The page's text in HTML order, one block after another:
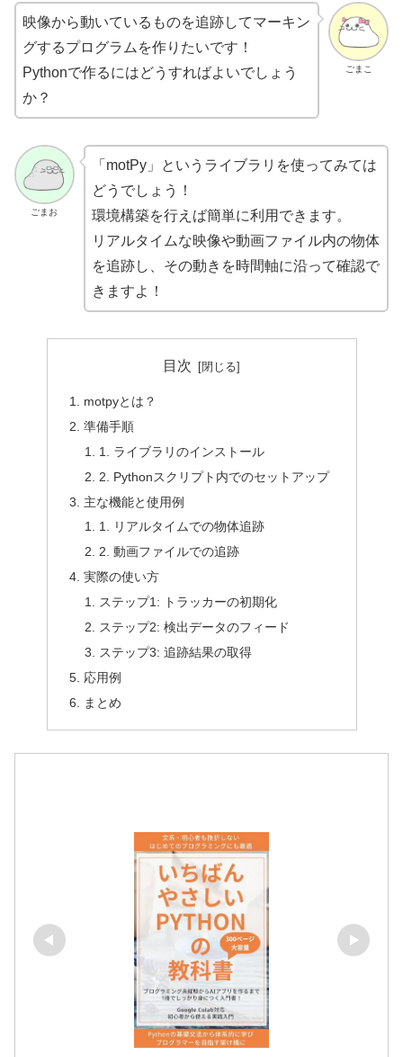
ごまこ
映像から動いているものを追跡してマーキン
グするプログラムを作りたいです！
Pythonで作るにはどうすればよいでしょう
か？
ごまお
「motPy」というライブラリを使ってみては
どうでしょう！
環境構築を行えば簡単に利用できます。
リアルタイムな映像や動画ファイル内の物体
を追跡し、その動きを時間軸に沿って確認で
きますよ！
目次
motpyとは？
準備手順
1. ライブラリのインストール
2. Pythonスクリプト内でのセットアップ
主な機能と使用例
1. リアルタイムでの物体追跡
2. 動画ファイルでの追跡
実際の使い方
ステップ1: トラッカーの初期化
ステップ2: 検出データのフィード
ステップ3: 追跡結果の取得
応用例
まとめ